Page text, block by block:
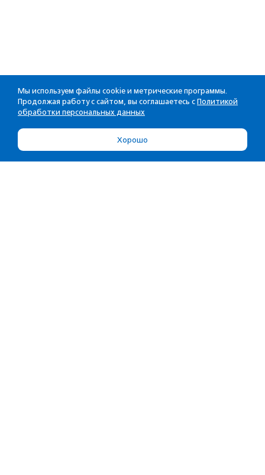
Мы используем файлы cookie и метрические программы.
Продолжая работу с сайтом, вы соглашаетесь с Политикой
обработки персональных данных
Хорошо